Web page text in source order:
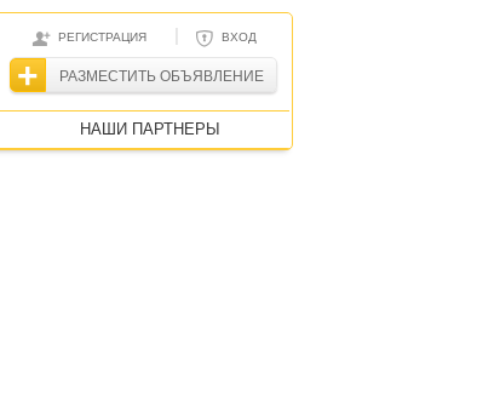
РЕГИСТРАЦИЯ | ВХОД
РАЗМЕСТИТЬ ОБЪЯВЛЕНИЕ
НАШИ ПАРТНЕРЫ